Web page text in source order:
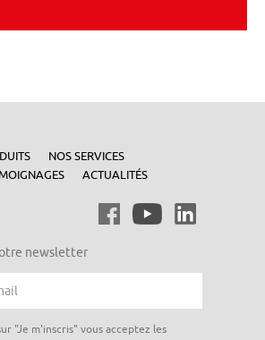
NOS SERVICES
ACTUALITÉS
newsletter
"Je m'inscris" vous acceptez les